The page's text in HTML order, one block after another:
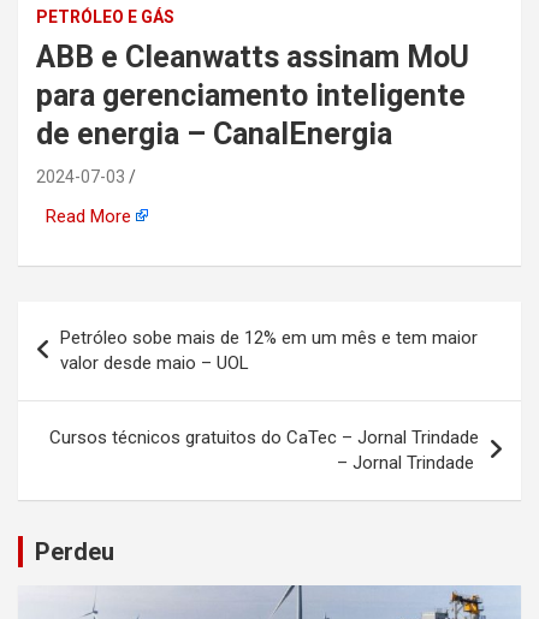
tecnologia, indústria
automotiva, mineração,
indústria naval, etc
PETRÓLEO E GÁS
ABB e Cleanwatts assinam MoU
para gerenciamento inteligente
de energia – CanalEnergia
2024-07-03
Read More
de
Post
Petróleo sobe mais de 12% em um mês e tem maior
valor desde maio – UOL
Cursos técnicos gratuitos do CaTec – Jornal Trindade
– Jornal Trindade
Perdeu